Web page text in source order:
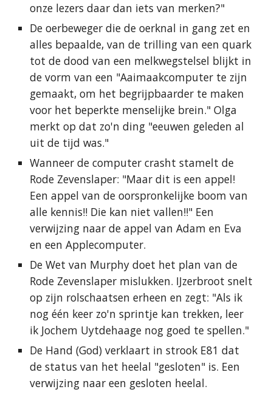
onze lezers daar dan iets van merken?"
De oerbeweger die de oerknal in gang zet en
alles bepaalde, van de trilling van een quark
tot de dood van een melkwegstelsel blijkt in
de vorm van een "Aaimaakcomputer te zijn
gemaakt, om het begrijpbaarder te maken
voor het beperkte menselijke brein." Olga
merkt op dat zo'n ding "eeuwen geleden al
uit de tijd was."
Wanneer de computer crasht stamelt de
Rode Zevenslaper: "Maar dit is een appel!
Een appel van de oorspronkelijke boom van
alle kennis!! Die kan niet vallen!!" Een
verwijzing naar de appel van Adam en Eva
en een Applecomputer.
De Wet van Murphy doet het plan van de
Rode Zevenslaper mislukken. IJzerbroot snelt
op zijn rolschaatsen erheen en zegt: "Als ik
nog één keer zo'n sprintje kan trekken, leer
ik Jochem Uytdehaage nog goed te spellen."
De Hand (God) verklaart in strook E81 dat
de status van het heelal "gesloten" is. Een
verwijzing naar een gesloten heelal.